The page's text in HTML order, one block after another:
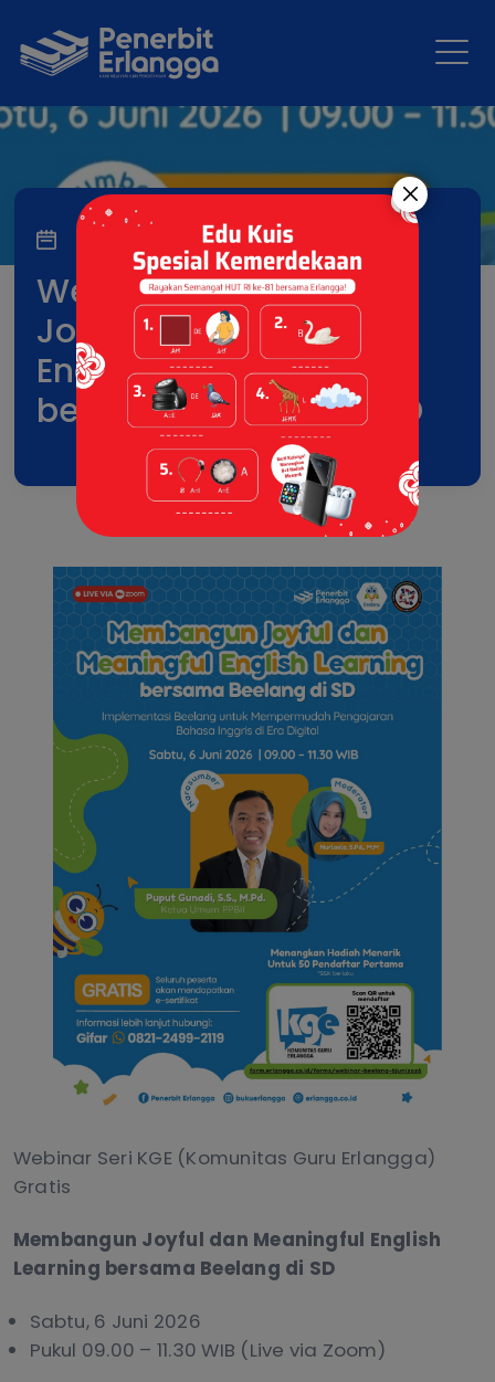
Webinar: Membangun
Joyful dan Meaningful
English Learning
bersama Beelang di SD
Webinar Seri KGE (Komunitas Guru Erlangga)
Gratis
Membangun Joyful dan Meaningful English
Learning bersama Beelang di SD
Sabtu, 6 Juni 2026
Pukul 09.00 – 11.30 WIB (Live via Zoom)